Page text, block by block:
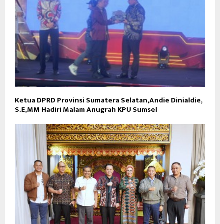
Ketua DPRD Provinsi Sumatera Selatan,Andie Dinialdie,
S.E,MM Hadiri Malam Anugrah KPU Sumsel